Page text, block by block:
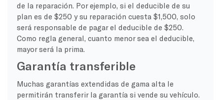
de la reparación. Por ejemplo, si el deducible de su
plan es de $250 y su reparación cuesta $1,500, solo
será responsable de pagar el deducible de $250.
Como regla general, cuanto menor sea el deducible,
mayor será la prima.
Garantía transferible
Muchas garantías extendidas de gama alta le
permitirán transferir la garantía si vende su vehículo.